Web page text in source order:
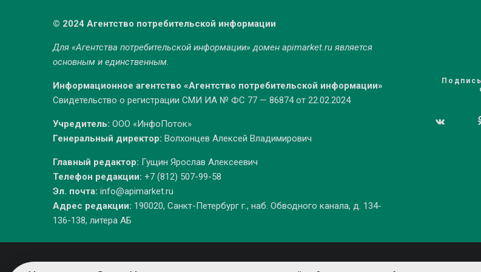
© 2024 Агентство потребительской информации
Для «Агентства потребительской информации» домен apimarket.ruявляется
основным и единственным.
Информационное агентство «Агентство потребительской информации»
Свидетельство о регистрации СМИ ИА № ФС 77 — 86874 от 22.02.2024
Учредитель: ООО «ИнфоПоток»
Генеральный директор: Волхонцев Алексей Владимирович
Главный редактор: Гущин Ярослав Алексеевич
Телефон редакции: +7 (812) 507-99-58
Эл. почта: info@apimarket.ru
Адрес редакции: 190020, Санкт-Петербург г., наб. Обводного канала, д. 134-
136-138, литера АБ